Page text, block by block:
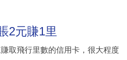
2元賺1里
取飛行里數的信用卡，很大程度